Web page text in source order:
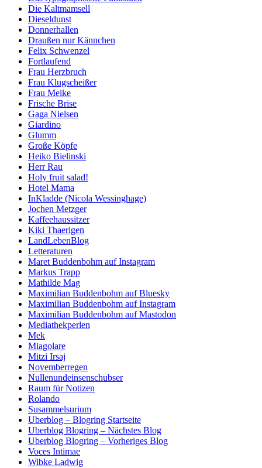
Die Kaltmamsell
Dieseldunst
Donnerhallen
Draußen nur Kännchen
Felix Schwenzel
Fortlaufend
Frau Herzbruch
Frau Klugscheißer
Frau Meike
Frische Brise
Gaga Nielsen
Giardino
Glumm
Große Köpfe
Heiko Bielinski
Herr Rau
Holy fruit salad!
Hotel Mama
InKladde (Nicola Wessinghage)
Jochen Metzger
Kaffeehaussitzer
Kiki Thaerigen
LandLebenBlog
Letteraturen
Maret Buddenbohm auf Instagram
Markus Trapp
Mathilde Mag
Maximilian Buddenbohm auf Bluesky
Maximilian Buddenbohm auf Instagram
Maximilian Buddenbohm auf Mastodon
Mediathekperlen
Mek
Miagolare
Mitzi Irsaj
Novemberregen
Nullenundeinsenschubser
Raum für Notizen
Rolando
Susammelsurium
Uberblog – Blogring Startseite
Uberblog Blogring – Nächstes Blog
Uberblog Blogring – Vorheriges Blog
Voces Intimae
Wibke Ladwig